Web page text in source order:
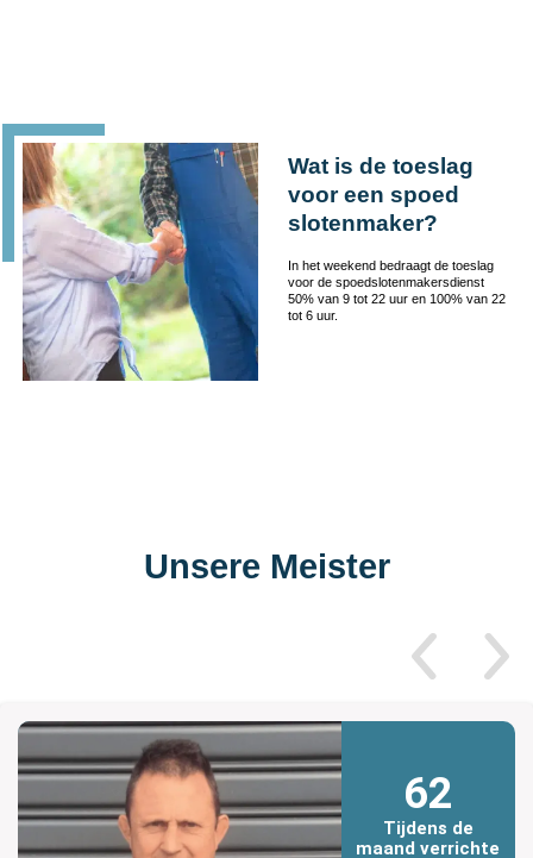
Wat is de toeslag
voor een spoed
slotenmaker?
In het weekend bedraagt de toeslag
voor de spoedslotenmakersdienst
50% van 9 tot 22 uur en 100% van 22
tot 6 uur.
Unsere Meister
62
Tijdens de
maand verrichte